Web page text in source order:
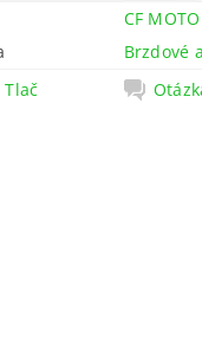
CF MOTO
Brzdové
Tlač